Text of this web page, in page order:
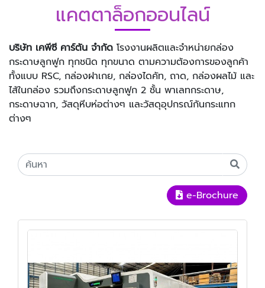
แคตตาล็อกออนไลน์
บริษัท เคพีซี คาร์ตัน จำกัด โรงงานผลิตและจำหน่ายกล่อง
กระดาษลูกฟูก ทุกชนิด ทุกขนาด ตามความต้องการของลูกค้า
ทั้งแบบ RSC, กล่องฝาเกย, กล่องไดคัท, ถาด, กล่องผลไม้ และ
ไส้ในกล่อง รวมถึงกระดาษลูกฟูก 2 ชั้น พาเลทกระดาษ,
กระดาษฉาก, วัสดุหีบห่อต่างๆ และวัสดุอุปกรณ์กันกระแทก
ต่างๆ
e-Brochure